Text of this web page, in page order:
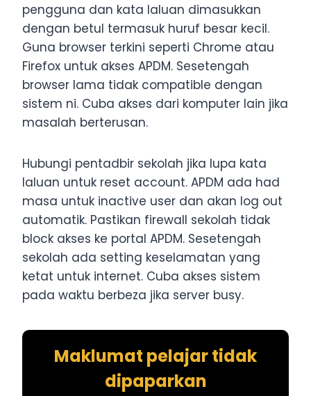
pengguna dan kata laluan dimasukkan
dengan betul termasuk huruf besar kecil.
Guna browser terkini seperti Chrome atau
Firefox untuk akses APDM. Sesetengah
browser lama tidak compatible dengan
sistem ni. Cuba akses dari komputer lain jika
masalah berterusan.
Hubungi pentadbir sekolah jika lupa kata
laluan untuk reset account. APDM ada had
masa untuk inactive user dan akan log out
automatik. Pastikan firewall sekolah tidak
block akses ke portal APDM. Sesetengah
sekolah ada setting keselamatan yang
ketat untuk internet. Cuba akses sistem
pada waktu berbeza jika server busy.
Maklumat pelajar tidak
dipaparkan